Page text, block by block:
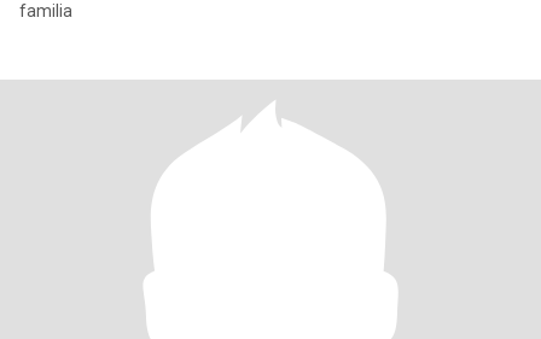
familia